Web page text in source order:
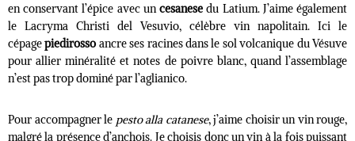
en conservant l’épice avec uncesanese du Latium. J’aime également
le Lacryma Christi del Vesuvio, célèbre vin napolitain. Ici le
cépagepiedirossoancre ses racines dans le sol volcanique du Vésuve
pour allier minéralité et notes de poivre blanc, quand l’assemblage
n’est pas trop dominé par l’aglianico.
Pour accompagner le pesto alla catanese, j’aime choisir un vin rouge,
malgré la présence d’anchois. Je choisis donc un vin à la fois puissant